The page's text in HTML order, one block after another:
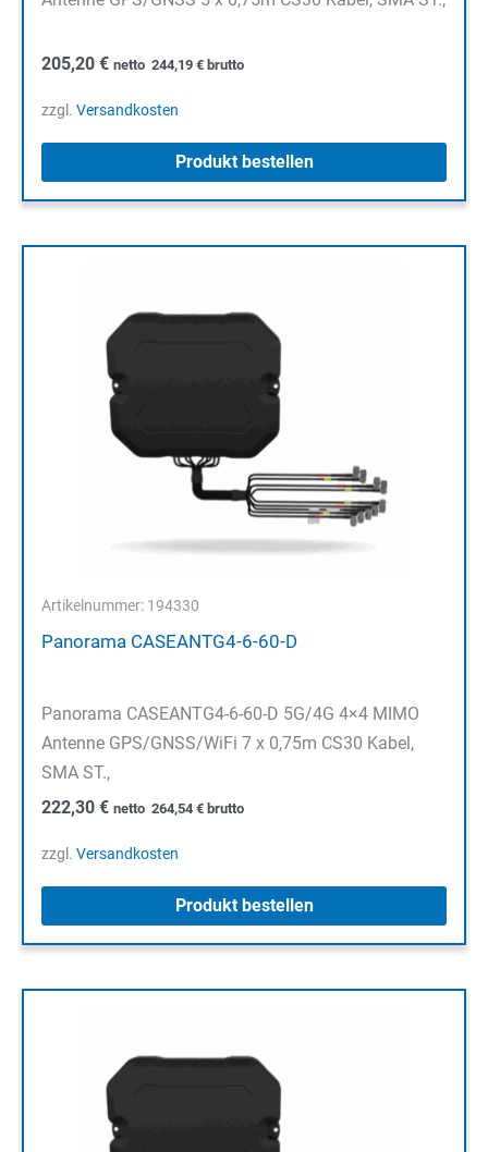
205,20 € netto 244,19 € brutto
zzgl. Versandkosten
Produkt bestellen
Artikelnummer: 194330
Panorama CASEANTG4-6-60-D
Panorama CASEANTG4-6-60-D 5G/4G 4×4 MIMO
Antenne GPS/GNSS/WiFi 7 x 0,75m CS30 Kabel,
SMA ST.,
222,30 € netto 264,54 € brutto
zzgl. Versandkosten
Produkt bestellen